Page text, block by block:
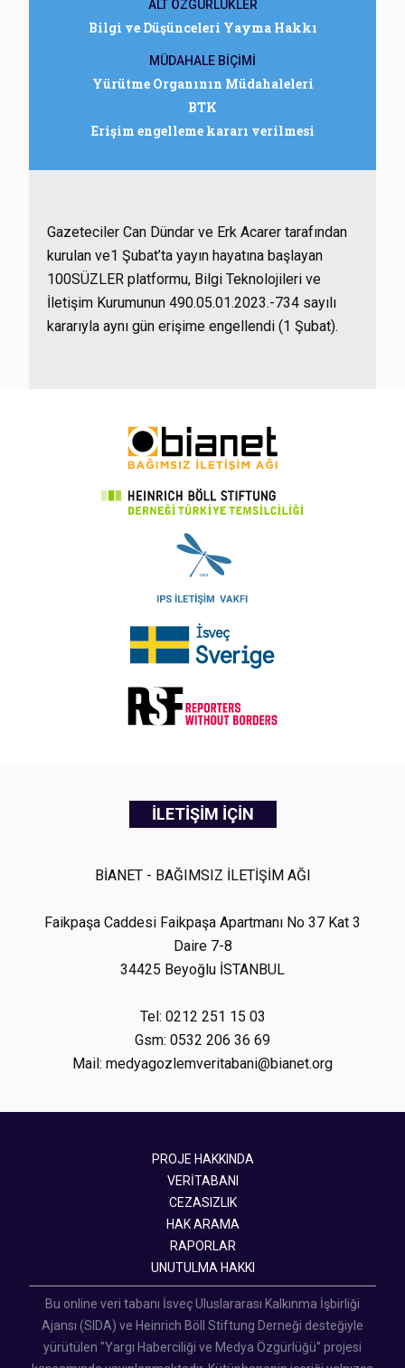
ALT ÖZGÜRLÜKLER
Bilgi ve Düşünceleri Yayma Hakkı
MÜDAHALE BİÇİMİ
Yürütme Organının Müdahaleleri
BTK
Erişim engelleme kararı verilmesi
Gazeteciler Can Dündar ve Erk Acarer tarafından
kurulan ve1 Şubat’ta yayın hayatına başlayan
100SÜZLER platformu, Bilgi Teknolojileri ve
İletişim Kurumunun 490.05.01.2023.-734 sayılı
kararıyla aynı gün erişime engellendi (1 Şubat).
İLETİŞİM İÇİN
BİANET - BAĞIMSIZ İLETİŞİM AĞI
Faikpaşa Caddesi Faikpaşa Apartmanı No 37 Kat 3
Daire 7-8
34425 Beyoğlu İSTANBUL
Tel: 0212 251 15 03
Gsm: 0532 206 36 69
Mail: medyagozlemveritabani@bianet.org
PROJE HAKKINDA
VERİTABANI
CEZASIZLIK
HAK ARAMA
RAPORLAR
UNUTULMA HAKKI
Bu online veri tabanı İsveç Uluslararası Kalkınma İşbirliği
Ajansı (SIDA) ve Heinrich Böll Stiftung Derneği desteğiyle
yürütülen "Yargı Haberciliği ve Medya Özgürlüğü" projesi